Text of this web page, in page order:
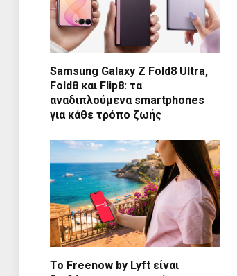
Samsung Galaxy Z Fold8 Ultra,
Fold8 και Flip8: τα
αναδιπλούμενα smartphones
για κάθε τρόπο ζωής
Το Freenow by Lyft είναι